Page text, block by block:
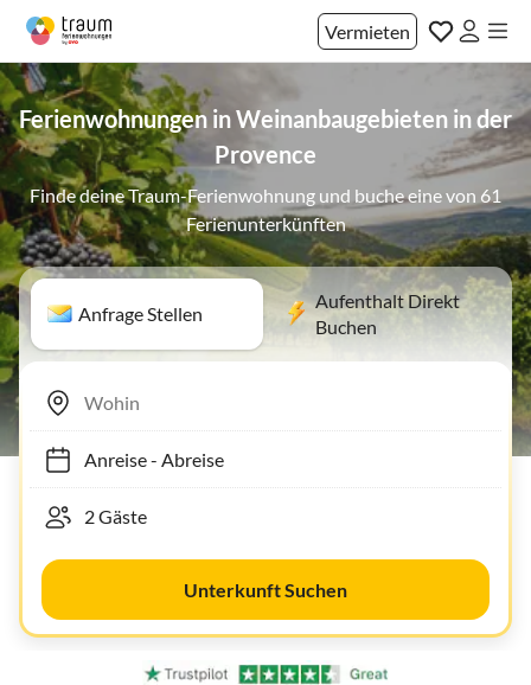
Vermieten
Ferienwohnungen in Weinanbaugebieten in der
Provence
Finde deine Traum-Ferienwohnung und buche eine von 61
Ferienunterkünften
Anfrage Stellen
Aufenthalt Direkt
Buchen
Anreise- Abreise
Unterkunft Suchen